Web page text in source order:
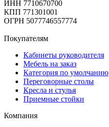
ИНН 7710670700
КПП 771301001
ОГРН 5077746557774
Покупателям
Кабинеты руководителя
Мебель на заказ
Категория по умолчанию
Переговорные столы
Кресла и стулья
Приемные стойки
Компания